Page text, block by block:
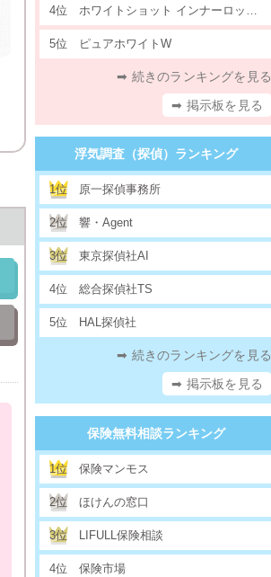
4位
5位 ピュアホワイトW
➡ 続きのランキングを見る
➡ 掲示板を見る
浮気調査（探偵）ランキング
1位 原一探偵事務所
2位 響・Agent
3位 東京探偵社AI
4位 総合探偵社TS
5位 HAL探偵社
➡ 続きのランキングを見る
➡ 掲示板を見る
保険無料相談ランキング
1位 保険マンモス
2位 ほけんの窓口
3位 LIFULL保険相談
4位 保険市場